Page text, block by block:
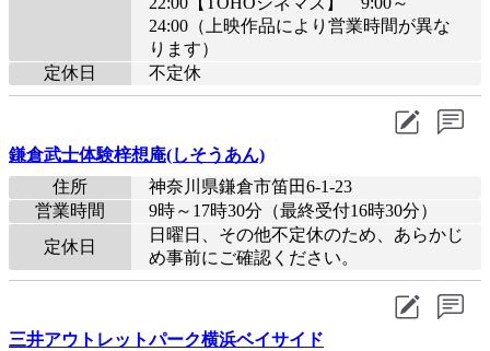
24:00（上映作品により営業時間が異な
ります）
定休日
不定休
鎌倉武士体験梓想庵(しそうあん)
住所
神奈川県鎌倉市笛田6-1-23
営業時間
9時～17時30分（最終受付16時30分）
定休日
日曜日、その他不定休のため、あらかじ
め事前にご確認ください。
三井アウトレットパーク横浜ベイサイド